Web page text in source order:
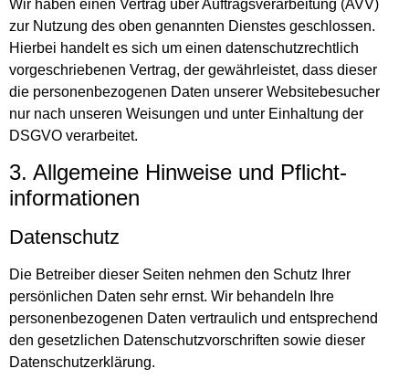
Wir haben einen Vertrag über Auftragsverarbeitung (AVV)
zur Nutzung des oben genannten Dienstes geschlossen.
Hierbei handelt es sich um einen datenschutzrechtlich
vorgeschriebenen Vertrag, der gewährleistet, dass dieser
die personenbezogenen Daten unserer Websitebesucher
nur nach unseren Weisungen und unter Einhaltung der
DSGVO verarbeitet.
3. Allgemeine Hinweise und Pflicht­
informationen
Datenschutz
Die Betreiber dieser Seiten nehmen den Schutz Ihrer
persönlichen Daten sehr ernst. Wir behandeln Ihre
personenbezogenen Daten vertraulich und entsprechend
den gesetzlichen Datenschutzvorschriften sowie dieser
Datenschutzerklärung.